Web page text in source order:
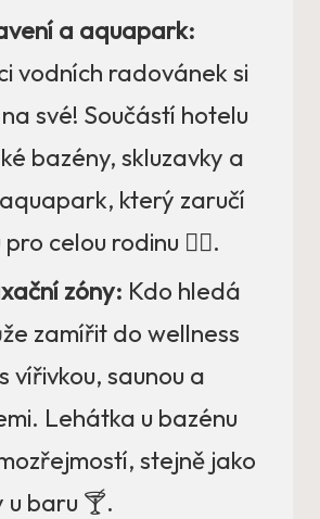
a aquapark:
vodních radovánek si
své! Součástí hotelu
bazény, skluzavky a
který zaručí
celou rodinu 🤽‍♂️.
zóny: Kdo hledá
zamířit do wellness
vířivkou, saunou a
Lehátka u bazénu
stejně jako
u baru 🍸.